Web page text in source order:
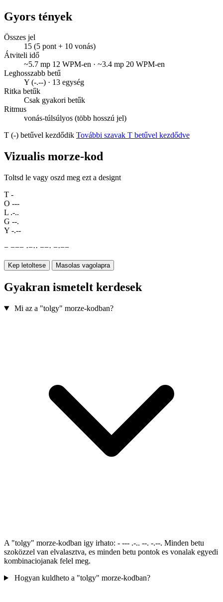
Gyors tények
Összes jel
15 (5 pont + 10 vonás)
Átviteli idő
~5.7 mp 12 WPM-en · ~3.4 mp 20 WPM-en
Leghosszabb betű
Y (-.--) · 13 egység
Ritka betűk
Csak gyakori betűk
Ritmus
vonás-túlsúlyos (több hosszú jel)
T (-) betűvel kezdődik További szavak T betűvel kezdődve
Vizualis morze-kod
Toltsd le vagy oszd meg ezt a designt
T -
O ---
L .-..
G --.
Y -.--
− −−− ·−·· −−· −·−−
Kep letoltese Masolas vagolapra
Gyakran ismetelt kerdesek
Mi az a "tolgy" morze-kodban?
A "tolgy" morze-kodban igy irhato: - --- .-.. --. -.--. Minden betu
szoközzel van elvalasztva, es minden betu pontok es vonalak egyedi
kombinaciojanak felel meg.
Hogyan kuldheto a "tolgy" morze-kodban?